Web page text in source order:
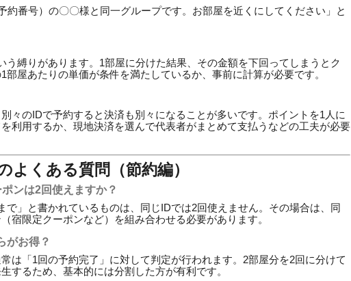
約番号）の〇〇様と同一グループです。お部屋を近くにしてください」と
う縛りがあります。1部屋に分けた結果、その金額を下回ってしまうとク
屋あたりの単価が条件を満たしているか、事前に計算が必要です。
々のIDで予約すると決済も別々になることが多いです。ポイントを1人に
利用するか、現地決済を選んで代表者がまとめて支払うなどの工夫が必要
よくある質問（節約編）
ンは2回使えますか？
で」と書かれているものは、同じIDでは2回使えません。その場合は、同
宿限定クーポンなど）を組み合わせる必要があります。
がお得？
は「1回の予約完了」に対して判定が行われます。2部屋分を2回に分けて
するため、基本的には分割した方が有利です。